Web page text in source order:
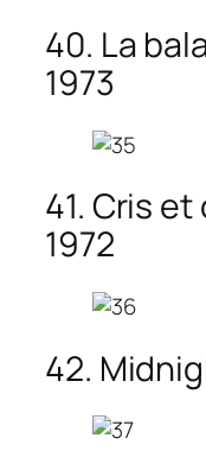
40. La
1973
41. Cris
1972
42.